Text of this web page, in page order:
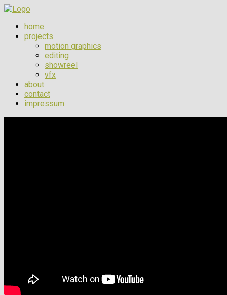
home
projects
motion graphics
editing
showreel
vfx
about
contact
impressum